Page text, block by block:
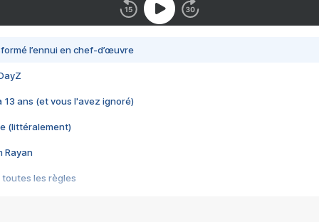
l’ennui en chef-d’œuvre
13 ans (et vous l'avez ignoré)
(littéralement)
Rayan
toutes les règles